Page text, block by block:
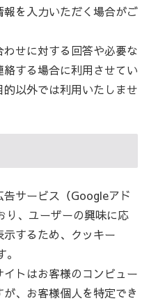
を入力いただく場合がご
せに対する回答や必要な
する場合に利用させてい
以外では利用いたしませ
サービス（Googleアド
、ユーザーの興味に応
するため、クッキー
トはお客様のコンピュー
、お客様個人を特定でき